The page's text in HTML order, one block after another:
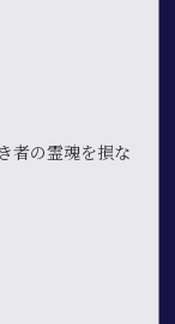
者の霊魂を損な